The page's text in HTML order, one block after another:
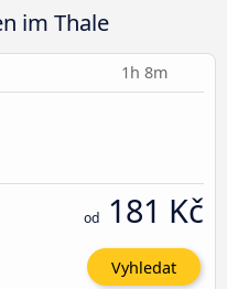
im Thale
1h 8m
od 181 Kč
Vyhledat